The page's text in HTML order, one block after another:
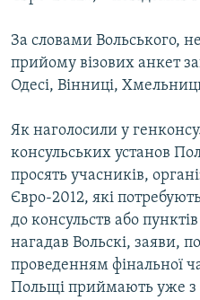
УКР
КТАТ
ДОЛУЧАЙСЯ!
Усі сайти RFE/RL
За словами Вольського,
прийому візових анкет
Одесі, Вінниці,
Як наголосили у
консульських установ
просять учасників,
Євро-2012, які
до консульств або
нагадав Вольскі, заяви,
проведенням фінальної
Польщі приймають уже з